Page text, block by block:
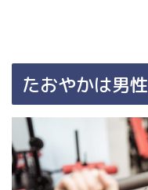
たおやかは男性